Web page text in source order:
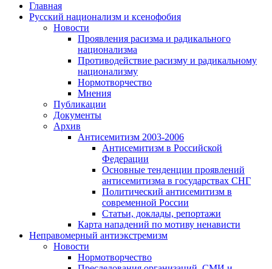
Главная
Русский национализм и ксенофобия
Новости
Проявления расизма и радикального
национализма
Противодействие расизму и радикальному
национализму
Нормотворчество
Мнения
Публикации
Документы
Архив
Антисемитизм 2003-2006
Антисемитизм в Российской
Федерации
Основные тенденции проявлений
антисемитизма в государствах СНГ
Политический антисемитизм в
современной России
Статьи, доклады, репортажи
Карта нападений по мотиву ненависти
Неправомерный антиэкстремизм
Новости
Нормотворчество